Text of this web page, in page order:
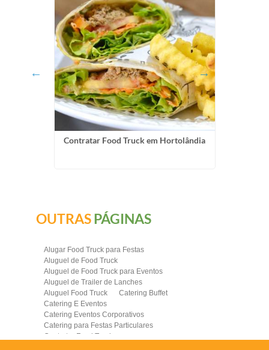
Contratar Food Truck em Hortolândia
OUTRASPÁGINAS
Alugar Food Truck para Festas
Aluguel de Food Truck
Aluguel de Food Truck para Eventos
Aluguel de Trailer de Lanches
Aluguel Food Truck
Catering Buffet
Catering E Eventos
Catering Eventos Corporativos
Catering para Festas Particulares
Contratar Food Truck